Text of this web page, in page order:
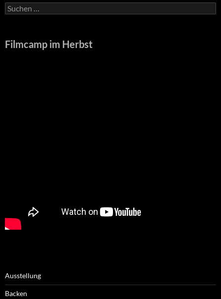
Suchen
nach:
Filmcamp im Herbst
Ausstellung
Backen